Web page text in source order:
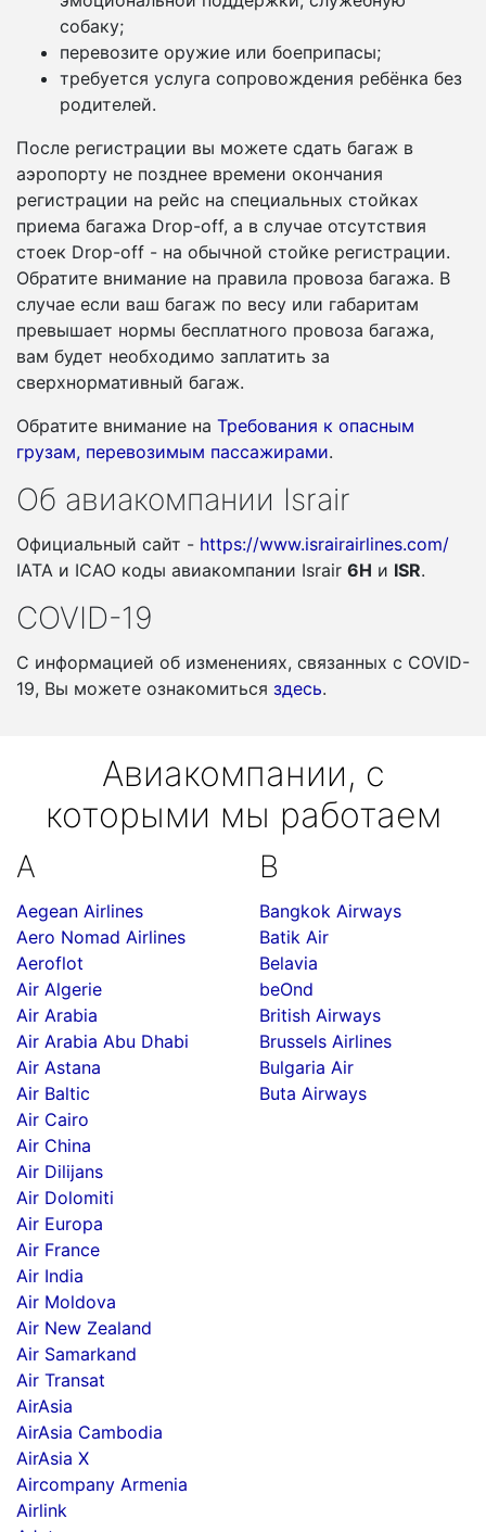
собаку;
перевозите оружие или боеприпасы;
требуется услуга сопровождения ребёнка без
родителей.
После регистрации вы можете сдать багаж в
аэропорту не позднее времени окончания
регистрации на рейс на специальных стойках
приема багажа Drop-off, а в случае отсутствия
стоек Drop-off - на обычной стойке регистрации.
Обратите внимание на правила провоза багажа. В
случае если ваш багаж по весу или габаритам
превышает нормы бесплатного провоза багажа,
вам будет необходимо заплатить за
сверхнормативный багаж.
Обратите внимание на Требования к опасным
грузам, перевозимым пассажирами.
Об авиакомпании Israir
Официальный сайт - https://www.israirairlines.com/
IATA и ICAO коды авиакомпании Israir 6H и ISR.
COVID-19
С информацией об изменениях, связанных c COVID-
19, Вы можете ознакомиться здесь.
Авиакомпании, с
которыми мы работаем
A
Aegean Airlines
Aero Nomad Airlines
Aeroflot
Air Algerie
Air Arabia
Air Arabia Abu Dhabi
Air Astana
Air Baltic
Air Cairo
Air China
Air Dilijans
Air Dolomiti
Air Europa
Air France
Air India
Air Moldova
Air New Zealand
Air Samarkand
Air Transat
AirAsia
AirAsia Cambodia
AirAsia X
Aircompany Armenia
Airlink
B
Bangkok Airways
Batik Air
Belavia
beOnd
British Airways
Brussels Airlines
Bulgaria Air
Buta Airways